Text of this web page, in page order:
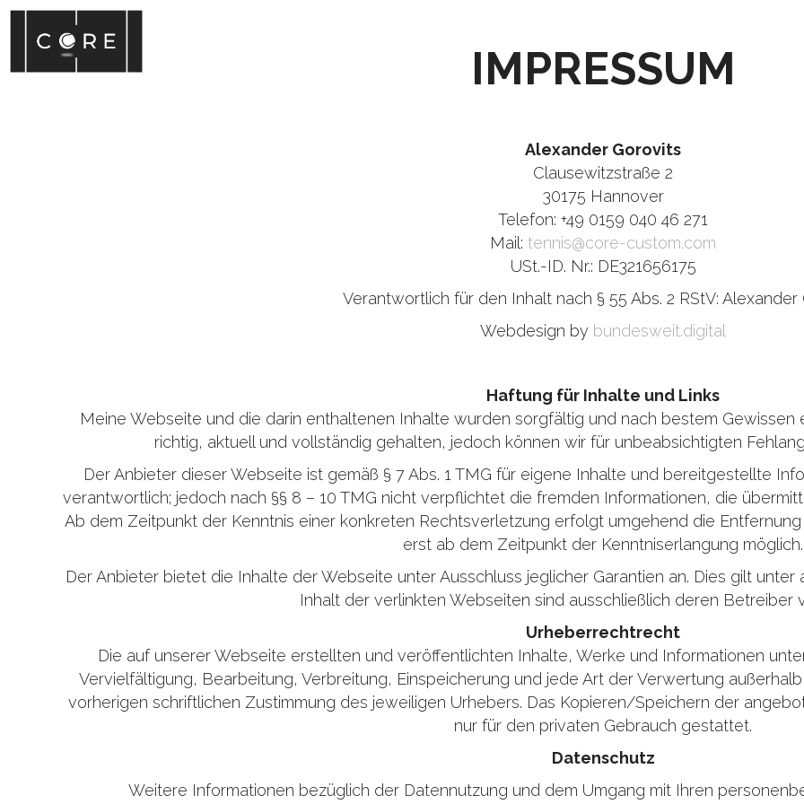
IMPRESSUM
Alexander Gorovits
Clausewitzstraße 2
30175 Hannover
Telefon: +49 0159 040 46 271
Mail: tennis@core-custom.com
USt.-ID. Nr.: DE321656175
Verantwortlich für den Inhalt nach § 55 Abs. 2 RStV: Alexander
Webdesign by bundesweit.digital
Haftung für Inhalte und Links
Meine Webseite und die darin enthaltenen Inhalte wurden sorgfältig und nach bestem
richtig, aktuell und vollständig gehalten, jedoch können wir für unbeabsichtigten
Der Anbieter dieser Webseite ist gemäß § 7 Abs. 1 TMG für eigene Inhalte und bereitgestellte
verantwortlich; jedoch nach §§ 8 – 10 TMG nicht verpflichtet die fremden Informationen, die
Ab dem Zeitpunkt der Kenntnis einer konkreten Rechtsverletzung erfolgt umgehend die
erst ab dem Zeitpunkt der Kenntniserlangung möglich.
Der Anbieter bietet die Inhalte der Webseite unter Ausschluss jeglicher Garantien an. Dies gilt
Inhalt der verlinkten Webseiten sind ausschließlich deren Betreiber
Urheberrechtrecht
Die auf unserer Webseite erstellten und veröffentlichten Inhalte, Werke und Informationen
Vervielfältigung, Bearbeitung, Verbreitung, Einspeicherung und jede Art der Verwertung
vorherigen schriftlichen Zustimmung des jeweiligen Urhebers. Das Kopieren/Speichern der
nur für den privaten Gebrauch gestattet.
Datenschutz
Weitere Informationen bezüglich der Datennutzung und dem Umgang mit Ihren